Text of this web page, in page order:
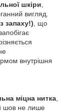
шкіри,
вигляд.
запаху!), що
внутрішня
міцна нитка
шов не лише